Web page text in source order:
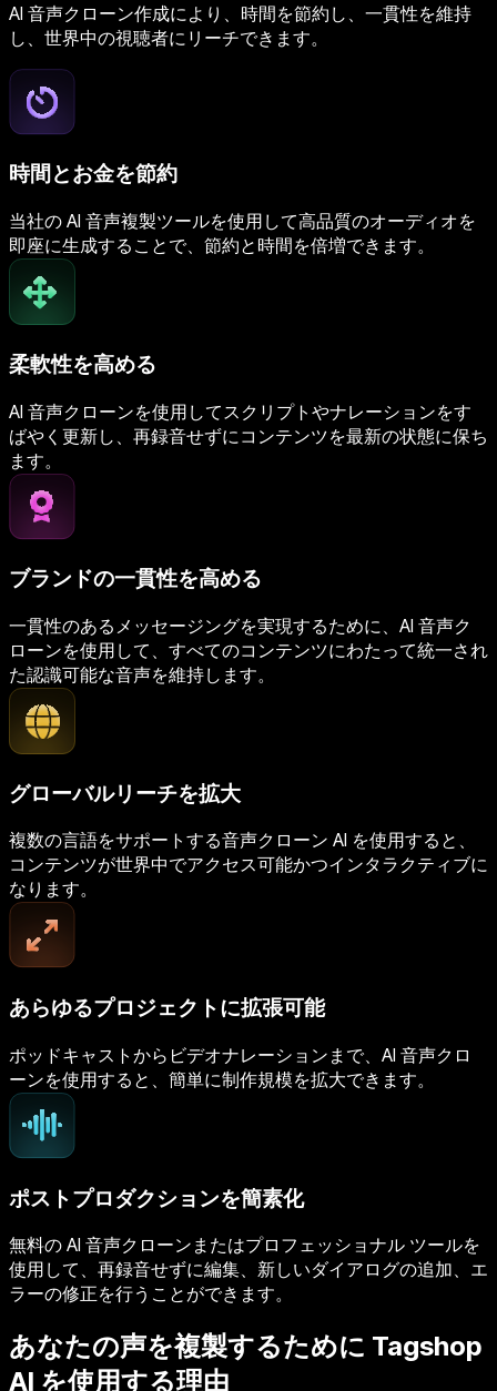
AI 音声クローン作成により、時間を節約し、一貫性を維持
し、世界中の視聴者にリーチできます。
時間とお金を節約
当社の AI 音声複製ツールを使用して高品質のオーディオを
即座に生成することで、節約と時間を倍増できます。
柔軟性を高める
AI 音声クローンを使用してスクリプトやナレーションをす
ばやく更新し、再録音せずにコンテンツを最新の状態に保ち
ます。
ブランドの一貫性を高める
一貫性のあるメッセージングを実現するために、AI 音声ク
ローンを使用して、すべてのコンテンツにわたって統一され
た認識可能な音声を維持します。
グローバルリーチを拡大
複数の言語をサポートする音声クローン AI を使用すると、
コンテンツが世界中でアクセス可能かつインタラクティブに
なります。
あらゆるプロジェクトに拡張可能
ポッドキャストからビデオナレーションまで、AI 音声クロ
ーンを使用すると、簡単に制作規模を拡大できます。
ポストプロダクションを簡素化
無料の AI 音声クローンまたはプロフェッショナル ツールを
使用して、再録音せずに編集、新しいダイアログの追加、エ
ラーの修正を行うことができます。
あなたの声を複製するために Tagshop
AI を使用する理由